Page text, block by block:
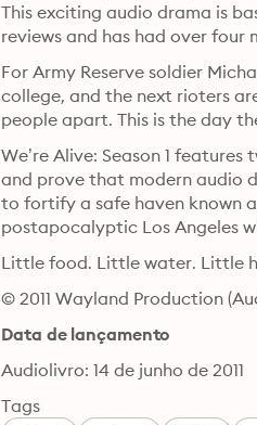
This exciting audio drama is
reviews and has had over
For Army Reserve soldier
college, and the next rioters
people apart. This is the day
We’re Alive: Season 1
and prove that modern audio
to fortify a safe haven known
postapocalyptic Los Angeles
Little food. Little water. Little
© 2011 Wayland Production
Data de lançamento
Audiolivro: 14 de junho de 2011
Tags